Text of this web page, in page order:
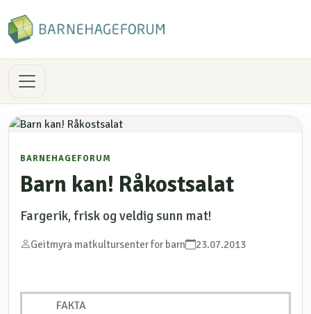
BARNEHAGEFORUM
Barn kan! Råkostsalat
Fargerik, frisk og veldig sunn mat!
Geitmyra matkultursenter for barn 23.07.2013
FAKTA